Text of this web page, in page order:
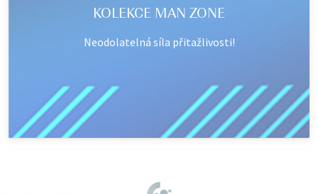
KOLEKCE MAN ZONE
Neodolatelná síla přitažlivosti!